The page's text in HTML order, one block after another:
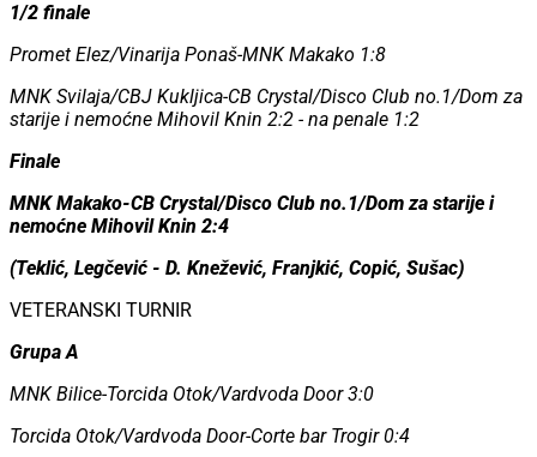
1/2 finale
Promet Elez/Vinarija Ponaš-MNK Makako 1:8
MNK Svilaja/CBJ Kukljica-CB Crystal/Disco Club no.1/Dom za
starije i nemoćne Mihovil Knin 2:2 - na penale 1:2
Finale
MNK Makako-CB Crystal/Disco Club no.1/Dom za starije i
nemoćne Mihovil Knin 2:4
(Teklić, Legčević - D. Knežević, Franjkić, Copić, Sušac)
VETERANSKI TURNIR
Grupa A
MNK Bilice-Torcida Otok/Vardvoda Door 3:0
Torcida Otok/Vardvoda Door-Corte bar Trogir 0:4